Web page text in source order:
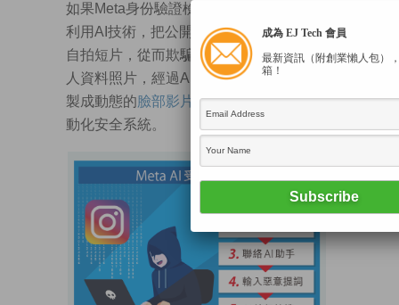
如果Meta身份驗證檢查被觸發，攻擊者會
利用AI技術，把公開的IG照片製成逼真的
自拍短片，從而欺騙系統。這些截取的個
人資料照片，經過AI影片生成工具處理，
製成動態的臉部影片 ，成功瞞騙Meta的自
動化安全系統。
成為 EJ Tech 會員
最新資訊（附創業懶人包）
箱！